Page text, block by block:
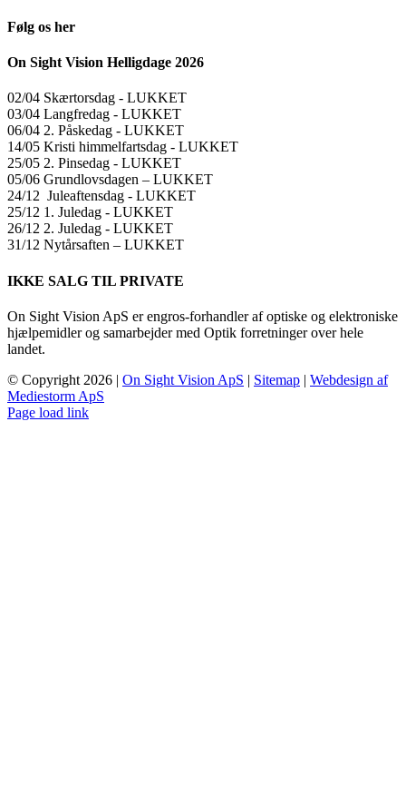
Følg os her
On Sight Vision Helligdage 2026
02/04 Skærtorsdag ​​- LUKKET
03/04 Langfredag ​​- LUKKET
06/04 2. Påskedag ​​- LUKKET
14/05 Kristi himmelfartsdag ​​- LUKKET
25/05 2. Pinsedag ​​- LUKKET
05/06 Grundlovsdagen – LUKKET
24/12 Juleaftensdag ​​- LUKKET
25/12 1. Juledag ​​- LUKKET
26/12 2. Juledag ​​- LUKKET
31/12 Nytårsaften – LUKKET
IKKE SALG TIL PRIVATE
On Sight Vision ApS er engros-forhandler af optiske og elektroniske
hjælpemidler og samarbejder med Optik forretninger over hele
landet.
© Copyright 2026 | On Sight Vision ApS | Sitemap | Webdesign af
Mediestorm ApS
Page load link